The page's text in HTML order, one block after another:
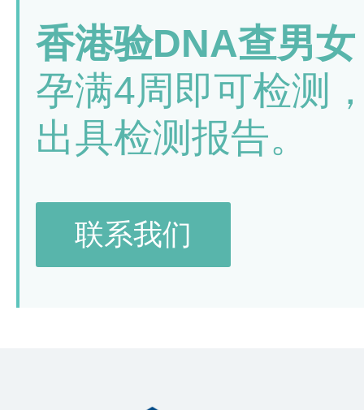
香港验DNA查男
孕满4周即可检测
出具检测报告。
联系我们